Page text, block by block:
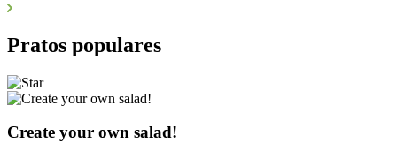
Pratos populares
Create your own salad!